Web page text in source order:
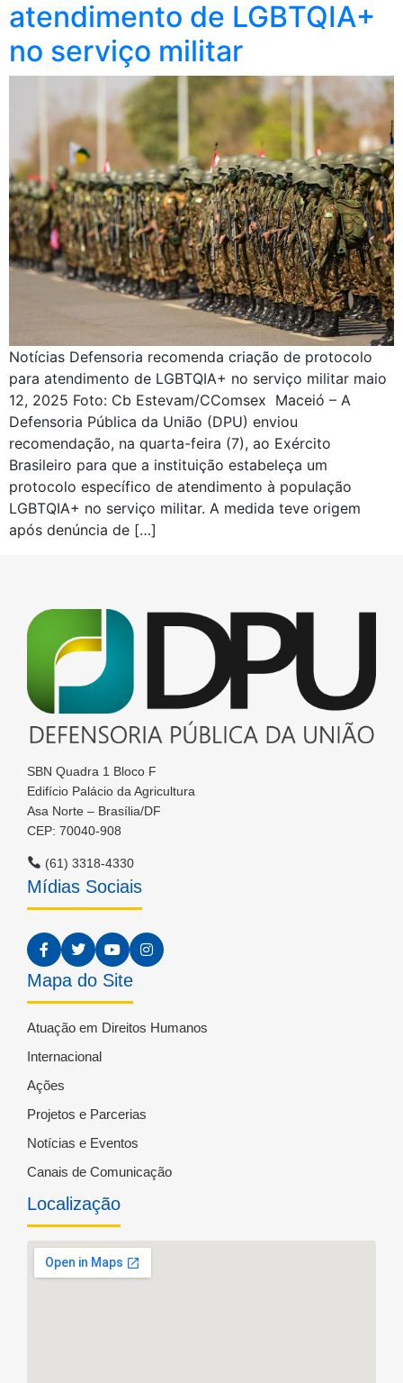
atendimento de LGBTQIA+
no serviço militar
Notícias Defensoria recomenda criação de protocolo
para atendimento de LGBTQIA+ no serviço militar maio
12, 2025 Foto: Cb Estevam/CComsex Maceió – A
Defensoria Pública da União (DPU) enviou
recomendação, na quarta-feira (7), ao Exército
Brasileiro para que a instituição estabeleça um
protocolo específico de atendimento à população
LGBTQIA+ no serviço militar. A medida teve origem
após denúncia de […]
SBN Quadra 1 Bloco F
Edifício Palácio da Agricultura
Asa Norte – Brasília/DF
CEP: 70040-908
(61) 3318-4330
Mídias Sociais
Mapa do Site
Atuação em Direitos Humanos
Internacional
Ações
Projetos e Parcerias
Notícias e Eventos
Canais de Comunicação
Localização